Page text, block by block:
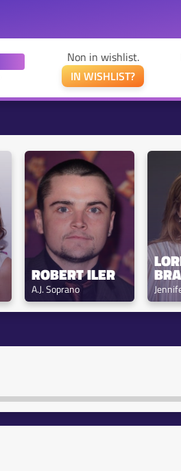
Non in wishlist.
IN WISHLIST?
ROBERT ILER
A.J. Soprano